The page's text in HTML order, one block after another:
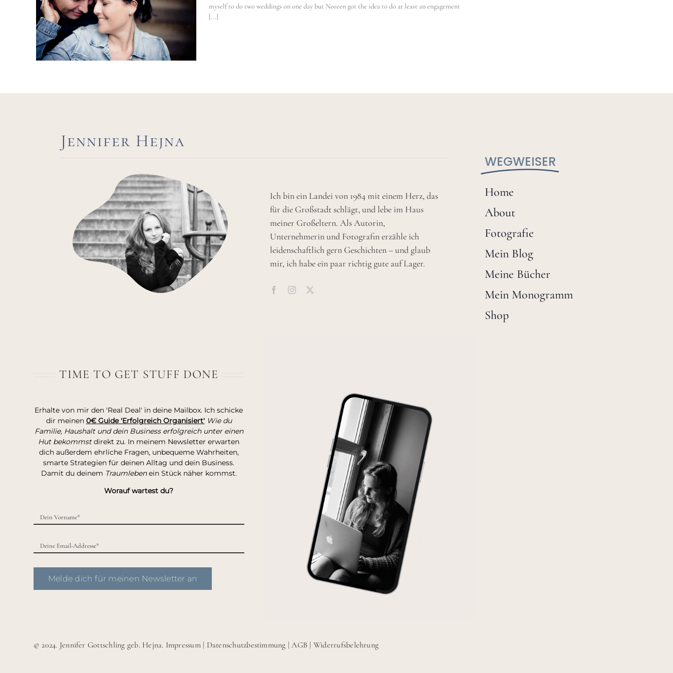
myself to do two weddings on one day but Noreen got the idea to do at least an engagement
[...]
Jennifer Hejna
Ich bin ein Landei von 1984 mit einem Herz, das
für die Großstadt schlägt, und lebe im Haus
meiner Großeltern. Als Autorin,
Unternehmerin und Fotografin erzähle ich
leidenschaftlich gern Geschichten – und glaub
mir, ich habe ein paar richtig gute auf Lager.
WEGWEISER
Home
About
Fotografie
Mein Blog
Meine Bücher
Mein Monogramm
Shop
TIME TO GET STUFF DONE
Erhalte von mir den 'Real Deal' in deine Mailbox. Ich schicke
dir meinen 0€ Guide 'Erfolgreich Organisiert' Wie du
Familie, Haushalt und dein Business erfolgreich unter einen
Hut bekommstdirekt zu. In meinem Newsletter erwarten
dich außerdem ehrliche Fragen, unbequeme Wahrheiten,
smarte Strategien für deinen Alltag und dein Business.
Damit du deinem Traumlebenein Stück näher kommst.
Worauf wartest du?
Melde dich für meinen Newsletter an
© 2024. Jennifer Gottschling geb. Hejna. Impressum| Datenschutzbestimmung |AGB | Widerrufsbelehrung